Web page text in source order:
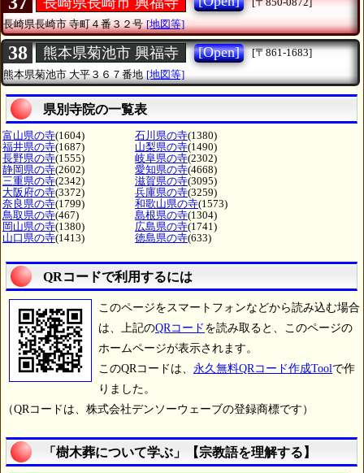
長崎県長崎市寺町４番３２号 [地図等]
38 熊本県菊池市 興福寺 [Open]
[〒861-1683]
熊本県菊池市大平３６７番地 [地図等]
県別寺院の一覧表
富山県の寺(1604) 石川県の寺(1380)
福井県の寺(1687) 山梨県の寺(1490)
長野県の寺(1555) 岐阜県の寺(2302)
静岡県の寺(2602) 愛知県の寺(4668)
三重県の寺(2342) 滋賀県の寺(3095)
大阪府の寺(3372) 兵庫県の寺(3259)
奈良県の寺(1799) 和歌山県の寺(1573)
鳥取県の寺(467) 島根県の寺(1304)
岡山県の寺(1380) 広島県の寺(1741)
山口県の寺(1413) 徳島県の寺(633)
QRコードで利用するには
このページをスマートフォンなどから読み込む場合
は、上記のQRコード を読み取ると、このページの
ホームページが表示されます。
このQRコードは、 永久無料QRコード作成Toolで作
りました。
（QRコードは、株式会社デンソーウェーブの登録商標です）
「樹木葬について学ぶ」【宗教語を理解する】